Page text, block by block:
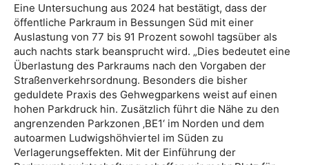
Eine Untersuchung aus 2024 hat bestätigt, dass der
öffentliche Parkraum in Bessungen Süd mit einer
Auslastung von 77 bis 91 Prozent sowohl tagsüber als
auch nachts stark beansprucht wird. „Dies bedeutet eine
Überlastung des Parkraums nach den Vorgaben der
Straßenverkehrsordnung. Besonders die bisher
geduldete Praxis des Gehwegparkens weist auf einen
hohen Parkdruck hin. Zusätzlich führt die Nähe zu den
angrenzenden Parkzonen ‚BE1‘ im Norden und dem
autoarmen Ludwigshöhviertel im Süden zu
Verlagerungseffekten. Mit der Einführung der